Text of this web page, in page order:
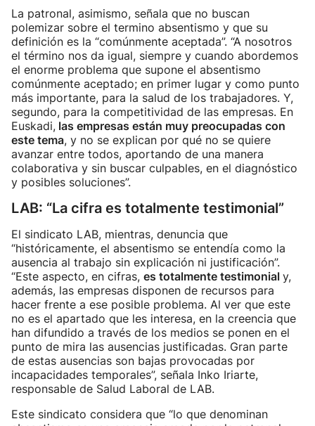
La patronal, asimismo, señala que no buscan
polemizar sobre el termino absentismo y que su
definición es la “comúnmente aceptada”. “A nosotros
el término nos da igual, siempre y cuando abordemos
el enorme problema que supone el absentismo
comúnmente aceptado; en primer lugar y como punto
más importante, para la salud de los trabajadores. Y,
segundo, para la competitividad de las empresas. En
Euskadi, las empresas están muy preocupadas con
este tema, y no se explican por qué no se quiere
avanzar entre todos, aportando de una manera
colaborativa y sin buscar culpables, en el diagnóstico
y posibles soluciones”.
LAB: “La cifra es totalmente testimonial”
El sindicato LAB, mientras, denuncia que
“históricamente, el absentismo se entendía como la
ausencia al trabajo sin explicación ni justificación”.
“Este aspecto, en cifras, es totalmente testimonial y,
además, las empresas disponen de recursos para
hacer frente a ese posible problema. Al ver que este
no es el apartado que les interesa, en la creencia que
han difundido a través de los medios se ponen en el
punto de mira las ausencias justificadas. Gran parte
de estas ausencias son bajas provocadas por
incapacidades temporales”, señala Inko Iriarte,
responsable de Salud Laboral de LAB.
Este sindicato considera que “lo que denominan